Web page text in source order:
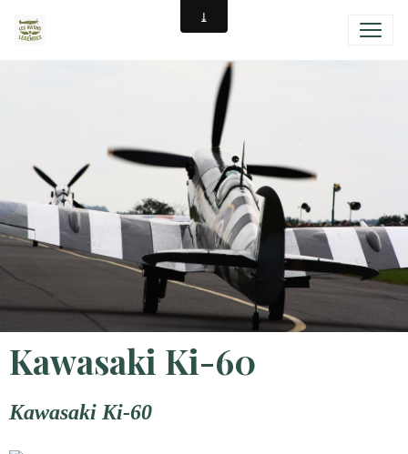
Kawasaki Ki-60
Kawasaki Ki-60